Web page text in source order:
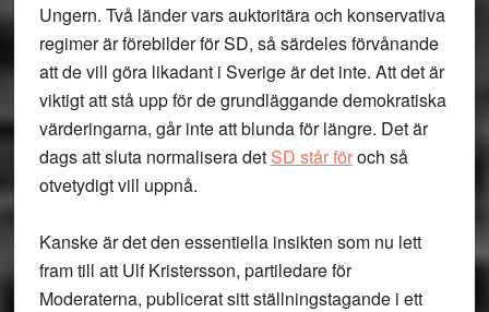
Ungern. Två länder vars auktoritära och konservativa
regimer är förebilder för SD, så särdeles förvånande
att de vill göra likadant i Sverige är det inte. Att det är
viktigt att stå upp för de grundläggande demokratiska
värderingarna, går inte att blunda för längre. Det är
dags att sluta normalisera det SD står föroch så
otvetydigt vill uppnå.
Kanske är det den essentiella insikten som nu lett
fram till att Ulf Kristersson, partiledare för
Moderaterna, publicerat sitt ställningstagande i ett